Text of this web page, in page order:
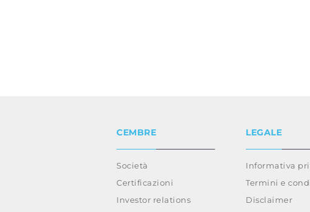
CEMBRE
Società
Certificazioni
Investor relations
LEGALE
Informativa
Termini e
Disclaimer